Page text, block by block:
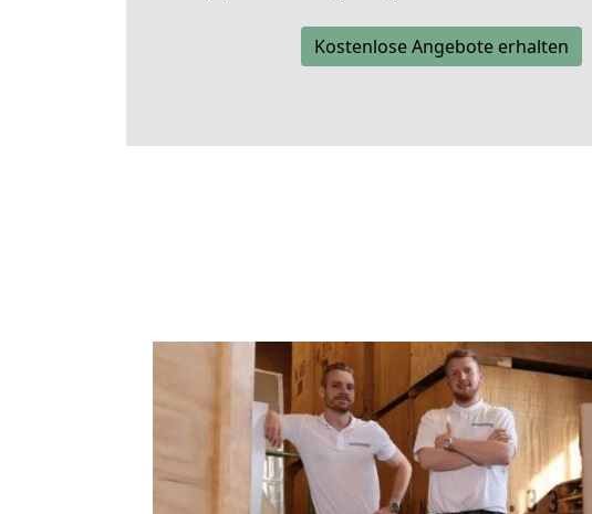
Kostenlose Angebote erhalten